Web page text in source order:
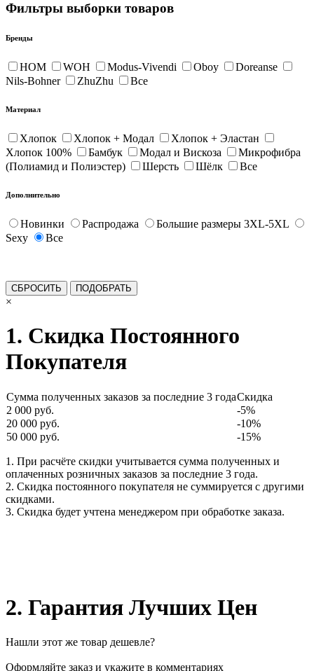
Фильтры выборки товаров
Бренды
HOM WOH Modus-Vivendi Oboy
Doreanse
Nils-Bohner
ZhuZhu Все
Материал
Хлопок Хлопок + Модал
Хлопок + Эластан
Хлопок 100%
Бамбук Модал и Вискоза
Микрофибра
(Полиамид и Полиэстер)
Шерсть Шёлк Все
Дополнительно
Новинки Распродажа
Большие размеры 3XL-5XL
Sexy
Все
×
1. Скидка Постоянного
Покупателя
Сумма полученных заказов за последние 3 годаСкидка
2 000 руб.
-5%
20 000 руб.
-10%
50 000 руб.
-15%
1. При расчёте скидки учитывается сумма полученных и
оплаченных розничных заказов за последние 3 года.
2. Скидка постоянного покупателя не суммируется с другими
скидками.
3. Скидка будет учтена менеджером при обработке заказа.
2. Гарантия Лучших Цен
Нашли этот же товар дешевле?
Оформляйте заказ и укажите в комментариях